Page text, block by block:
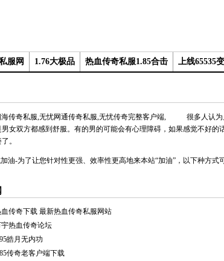
服网 1.76大极品 热血传奇私服1.85合击 上线65535
很多人认为
男女双方都感到舒服。有的男的可能会有心理障碍，如果感觉不好的
。
-为了让您针对性更强、效率性更高地来本站“加油”，以下种方式可
传奇下载 最新热血传奇私服网站
热血传奇论坛
皓月无内功
传奇老客户端下载